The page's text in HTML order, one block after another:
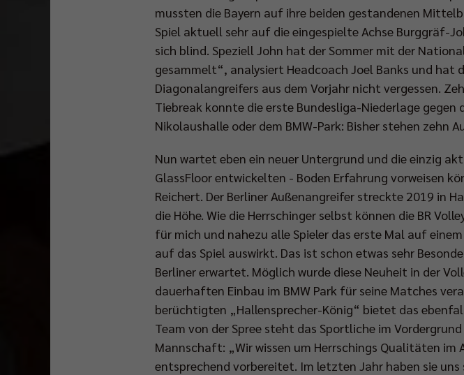
mussten die Bayern auf ihre beiden gestandenen
Spiel aktuell sehr auf die eingespielte Achse Burggräf-
sich blind. Speziell John hat der Sommer mit der
gesammelt“, analysiert Headcoach Joel Banks und hat
Diagonalangreifers aus dem Vorjahr nicht vergessen.
Tiebreak konnte die erste Bundesliga-Niederlage gegen
Nikolaushalle oder dem BMW-Park: Bisher stehen zehn
Nun wartet eben ein neuer Untergrund und die einzig
GlassFloor entwickelten - Boden Erfahrung vorweisen
Reichert. Der Berliner Außenangreifer streckte 2019 in
die Höhe. Wie die Herrschinger selbst können die BR
für mich und nahezu alle Spieler das erste Mal auf
auf das Spiel auswirkt. Das ist schon etwas sehr
Berliner erwartet. Möglich wurde diese Neuheit in der
dauerhaften Einbau im BMW Park für seine Matches
berüchtigten „Hallensprecher-König“ bietet das
Team von der Spree steht das Sportliche im
Mannschaft: „Wir wissen um Herrschings Qualitäten
entsprechend vorbereitet. Im letzten Jahr haben sie